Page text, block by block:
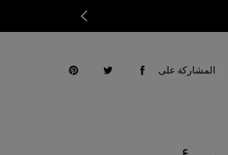
المشاركة على